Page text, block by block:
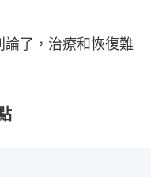
了，治療和恢復難